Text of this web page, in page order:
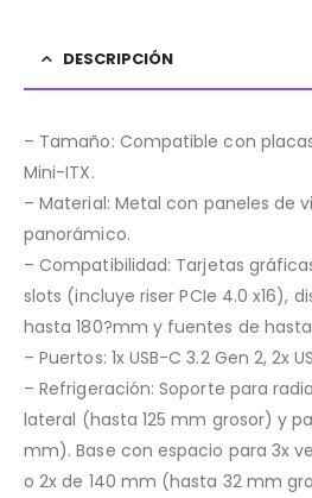
DESCRIPCIÓN
– Tamaño: Compatible con
Mini-ITX.
– Material: Metal con paneles de
panorámico.
– Compatibilidad: Tarjetas
slots (incluye riser PCIe 4.0 x16),
hasta 180?mm y fuentes de
– Puertos: 1x USB-C 3.2 Gen 2, 2x
– Refrigeración: Soporte para
lateral (hasta 125 mm grosor) y
mm). Base con espacio para 3x
o 2x de 140 mm (hasta 32 mm